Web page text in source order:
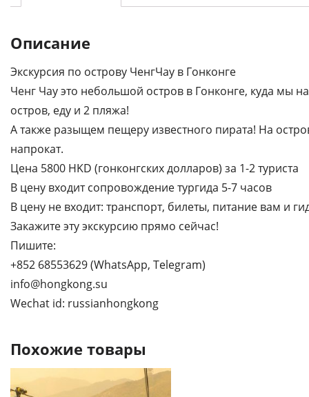
Описание
Экскурсия по острову ЧенгЧау в Гонконге
Ченг Чау это небольшой остров в Гонконге, куда мы
остров, еду и 2 пляжа!
А также разыщем пещеру известного пирата! На
напрокат.
Цена 5800 HKD (гонконгских долларов) за 1-2 туриста
В цену входит сопровождение тургида 5-7 часов
В цену не входит: транспорт, билеты, питание вам и
Закажите эту экскурсию прямо сейчас!
Пишите:
+852 68553629 (WhatsApp, Telegram)
info@hongkong.su
Wechat id: russianhongkong
Похожие товары